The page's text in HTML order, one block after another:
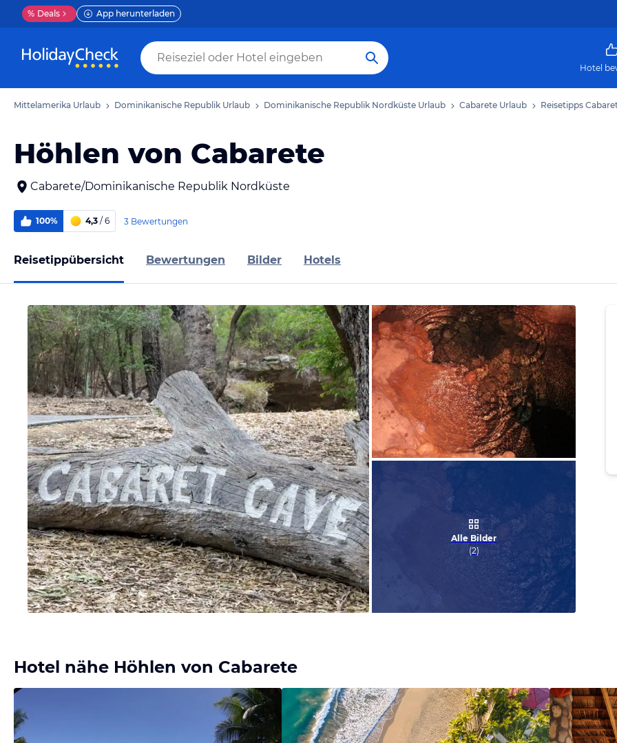
% Deals App herunterladen
Hotel
Mittelamerika Urlaub Dominikanische Republik Urlaub Dominikanische Republik Nordküste Urlaub Cabarete Urlaub Reisetipps
Höhlen von Cabarete
Cabarete/Dominikanische Republik Nordküste
100% 4,3 / 6 3 Bewertungen
Reisetippübersicht Bewertungen Bilder Hotels
Alle Bilder
(2)
Hotel nähe Höhlen von Cabarete